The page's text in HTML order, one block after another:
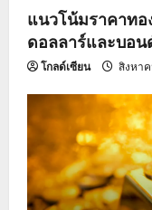
แนวโน้มราคาทอ
ดอลลาร์และบอน
โกลด์เซียน สิงหา